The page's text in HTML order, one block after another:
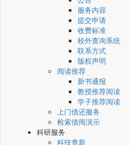
服务内容
提交申请
收费标准
校外查询系统
联系方式
版权声明
阅读推荐
新书通报
教授推荐阅读
学子推荐阅读
上门借还服务
检索借阅演示
科研服务
科技查新